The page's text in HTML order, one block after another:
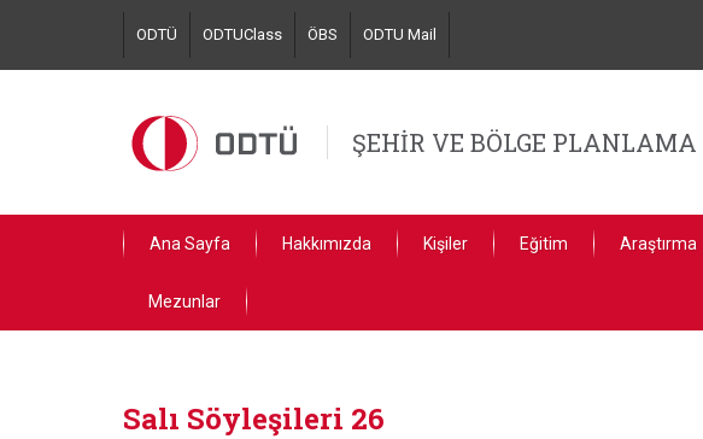
main
ODTÜ ODTUClass ÖBS ODTU Mail
ŞEHİR VE BÖLGE
Ana Sayfa Hakkımızda Kişiler Eğitim Araştırma
Mezunlar
Salı Söyleşileri 26